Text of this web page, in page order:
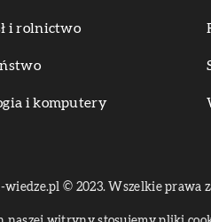
i rolnictwo
i komputery
© 2023. Wszelkie prawa